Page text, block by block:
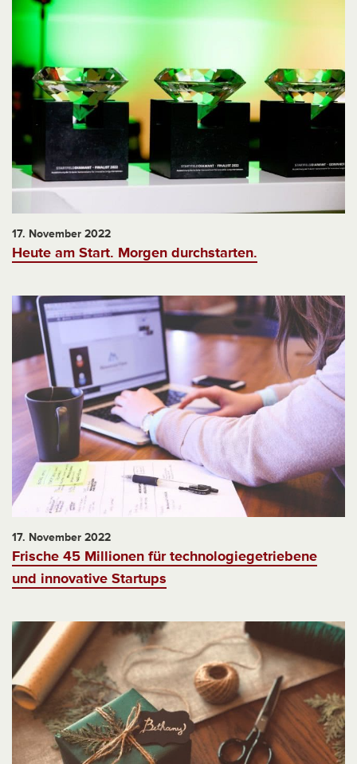
17. November 2022
Heute am Start. Morgen durchstarten.
17. November 2022
Frische 45 Millionen für technologiegetriebene
und innovative Startups